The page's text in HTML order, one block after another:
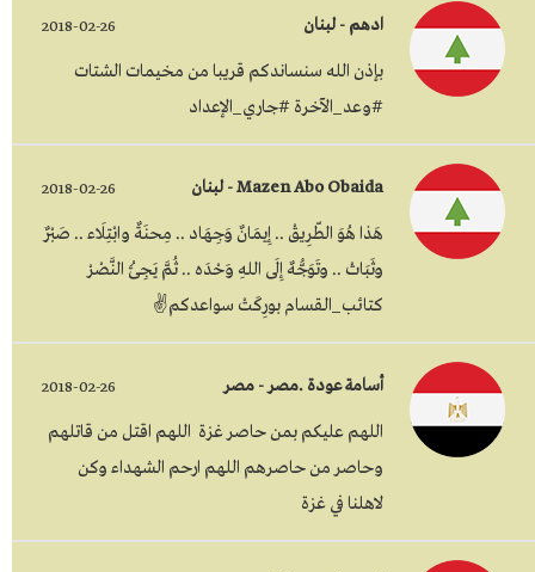
ادهم - لبنان 2018-02-26
بإذن الله سنساندكم قريبا من مخيمات الشتات
#وعد_الآخرة #جاري_الإعداد
Mazen Abo Obaida - لبنان 2018-02-26
هَذا هُوَ الطّرِيقْ .. إِيمَانٌ وَجِهَاد .. مِحنَةٌ وابْتِلَاء .. صَبْرٌ
وثَبَاتْ .. وتَوَجُّهٌ إِلَى اللهِ وَحْدَه .. ثُمَّ يَجِئُ النَّصْرْ
كتائب_القسام بورِكَتْ سواعدكم✌
أسامة عودة .مصر - مصر 2018-02-26
اللهم عليكم بمن حاصر غزة اللهم اقتل من قاتلهم
وحاصر من حاصرهم اللهم ارحم الشهداء وكن
لاهلنا في غزة